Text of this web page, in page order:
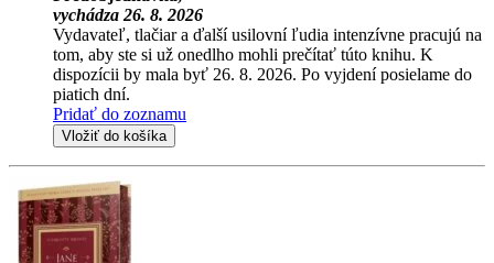
vychádza 26. 8. 2026
Vydavateľ, tlačiar a ďalší usilovní ľudia intenzívne pracujú na
tom, aby ste si už onedlho mohli prečítať túto knihu. K
dispozícii by mala byť 26. 8. 2026. Po vyjdení posielame do
piatich dní.
Pridať do zoznamu
Vložiť do košíka